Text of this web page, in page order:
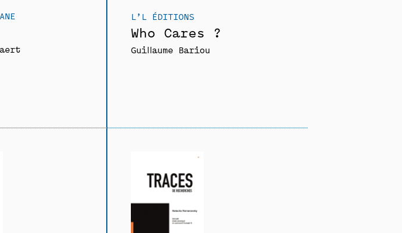
L’L ÉDITIONS
Who Cares ?
Guillaume Bariou